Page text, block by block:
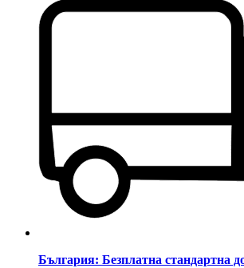
България: Безплатна стандартна